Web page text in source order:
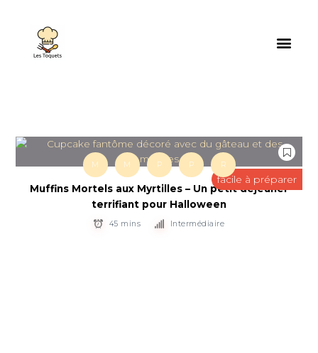
facile à préparer
M M P P R
Muffins Mortels aux Myrtilles – Un petit déjeuner
terrifiant pour Halloween
45 mins Intermédiaire